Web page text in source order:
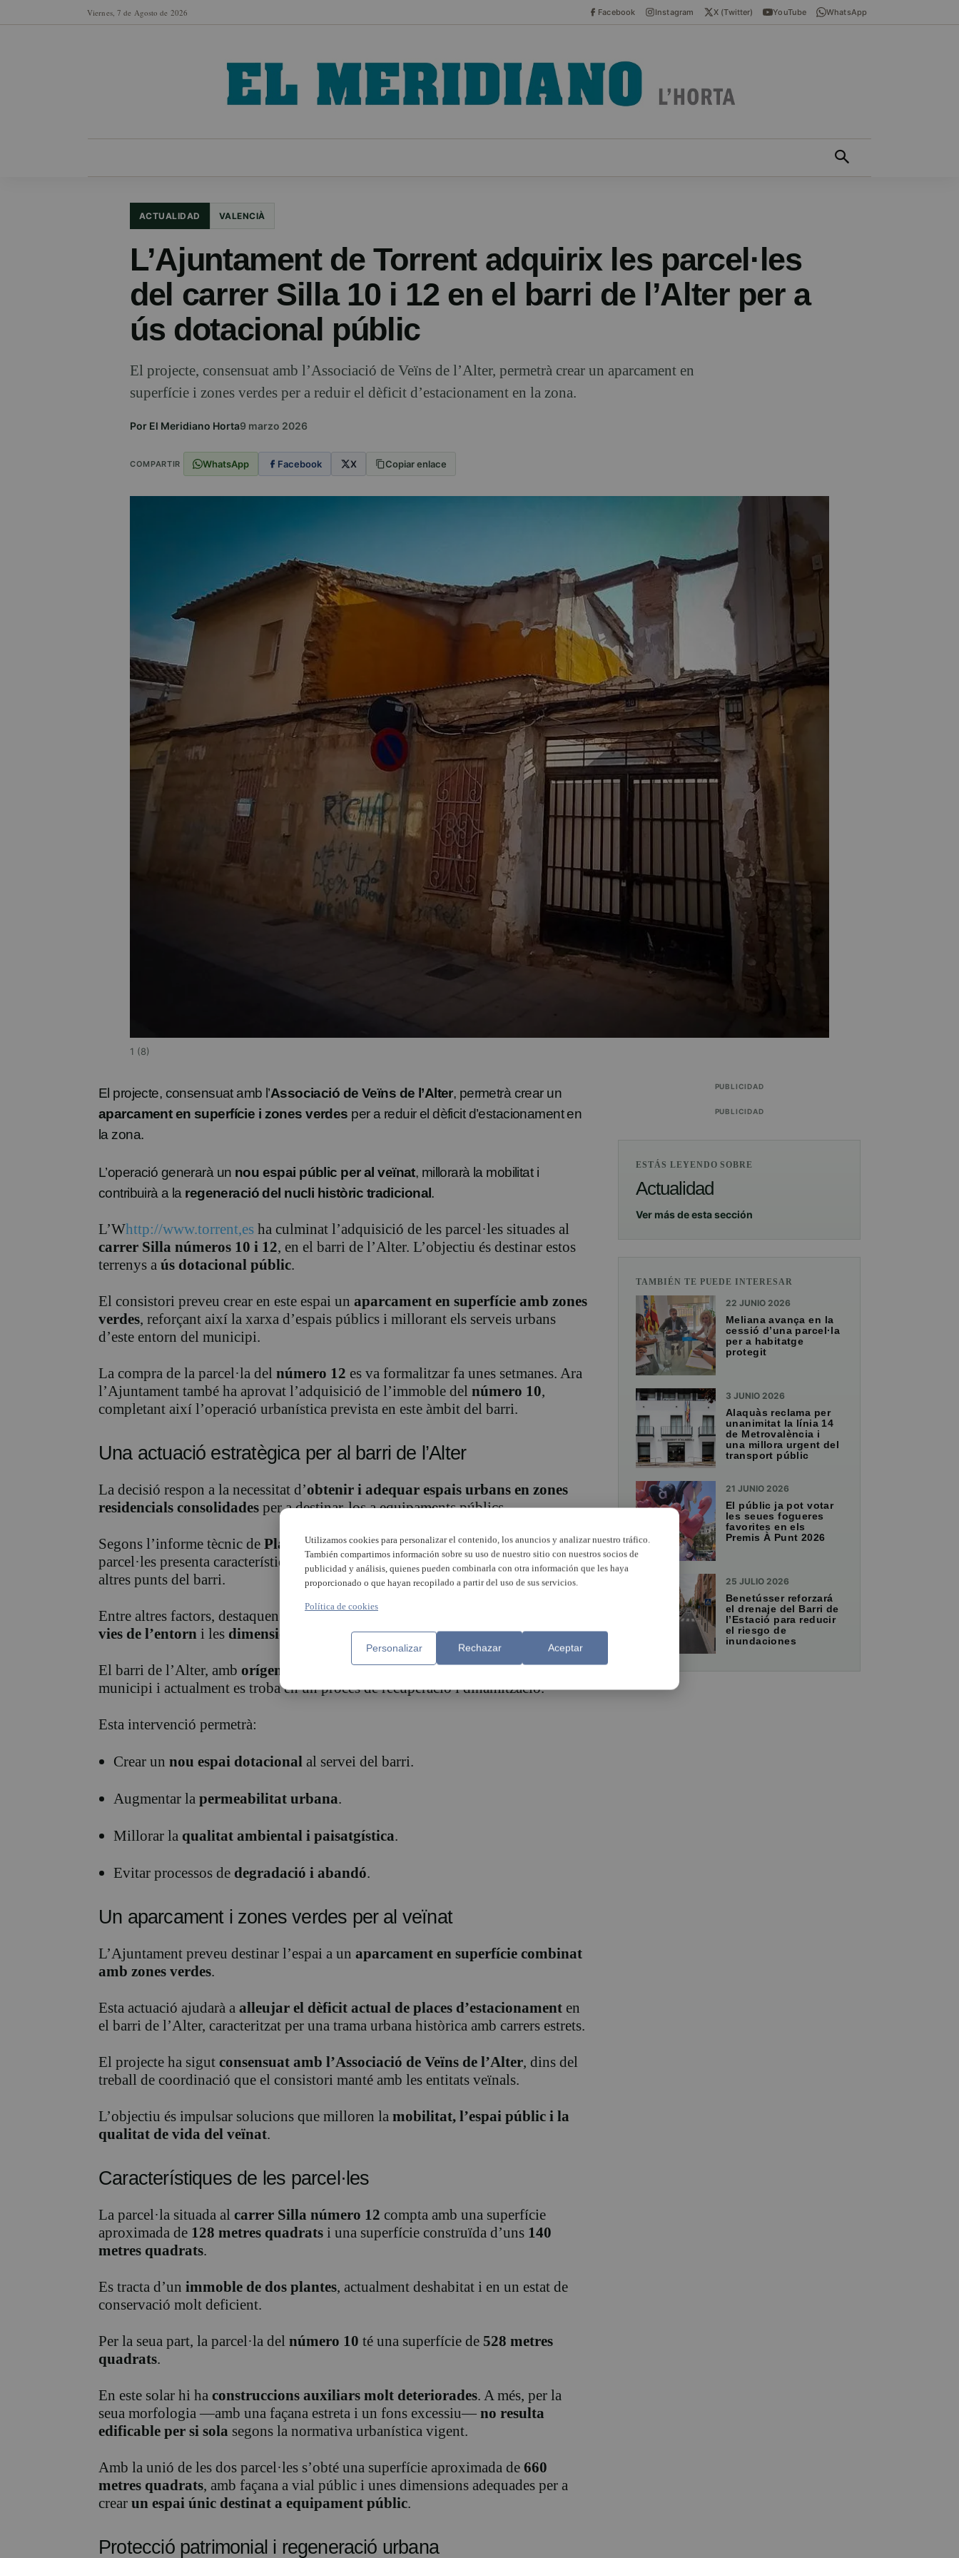
Viernes, 7 de Agosto de 2026 Facebook Instagram X (Twitter) YouTube WhatsApp
ACTUALIDAD VALENCIÀ
L’Ajuntament de Torrent adquirix les parcel·les
del carrer Silla 10 i 12 en el barri de l’Alter per a
ús dotacional públic
El projecte, consensuat amb l’Associació de Veïns de l’Alter, permetrà crear un aparcament en
superfície i zones verdes per a reduir el dèficit d’estacionament en la zona.
Por El Meridiano Horta9 marzo 2026
COMPARTIR WhatsApp Facebook X Copiar enlace
1 (8)
El projecte, consensuat amb l’Associació de Veïns de l’Alter, permetrà crear un
aparcament en superfície i zones verdes per a reduir el dèficit d’estacionament en
la zona.
L’operació generarà un nou espai públic per al veïnat, millorarà la mobilitat i
contribuirà a la regeneració del nucli històric tradicional.
L’Whttp://www.torrent,es ha culminat l’adquisició de les parcel·les situades al
carrer Silla números 10 i 12, en el barri de l’Alter. L’objectiu és destinar estos
terrenys a ús dotacional públic.
El consistori preveu crear en este espai un aparcament en superfície amb zones
verdes, reforçant així la xarxa d’espais públics i millorant els serveis urbans
d’este entorn del municipi.
La compra de la parcel·la del número 12 es va formalitzar fa unes setmanes. Ara
l’Ajuntament també ha aprovat l’adquisició de l’immoble del número 10,
completant així l’operació urbanística prevista en este àmbit del barri.
Una actuació estratègica per al barri de l’Alter
La decisió respon a la necessitat d’obtenir i adequar espais urbans en zones
residencials consolidades per a destinar-los a equipaments públics.
Segons l’informe tècnic de Planejament i Gestió Urbanística, la unió de les dos
parcel·les presenta característiques funcionals i urbanístiques difícils de trobar en
altres punts del barri.
Entre altres factors, destaquen la seua ubicació
vies de l’entorn i les dimensions resultants de l’espai conjunt.
El barri de l’Alter, amb orígens en el segle XVIII, és un dels nuclis històrics del
municipi i actualment es troba en un procés de recuperació i dinamització.
Esta intervenció permetrà:
Crear un nou espai dotacional al servei del barri.
Augmentar la permeabilitat urbana.
Millorar la qualitat ambiental i paisatgística.
Evitar processos de degradació i abandó.
Un aparcament i zones verdes per al veïnat
L’Ajuntament preveu destinar l’espai a un aparcament en superfície combinat
amb zones verdes.
Esta actuació ajudarà a alleujar el dèficit actual de places d’estacionament en
el barri de l’Alter, caracteritzat per una trama urbana històrica amb carrers estrets.
El projecte ha sigut consensuat amb l’Associació de Veïns de l’Alter, dins del
treball de coordinació que el consistori manté amb les entitats veïnals.
L’objectiu és impulsar solucions que milloren la mobilitat, l’espai públic i la
qualitat de vida del veïnat.
Característiques de les parcel·les
La parcel·la situada al carrer Silla número 12 compta amb una superfície
aproximada de 128 metres quadrats i una superfície construïda d’uns 140
metres quadrats.
Es tracta d’un immoble de dos plantes, actualment deshabitat i en un estat de
conservació molt deficient.
Per la seua part, la parcel·la del número 10 té una superfície de 528 metres
quadrats.
En este solar hi ha construccions auxiliars molt deteriorades. A més, per la
seua morfologia —amb una façana estreta i un fons excessiu— no resulta
edificable per si sola segons la normativa urbanística vigent.
Amb la unió de les dos parcel·les s’obté una superfície aproximada de 660
metres quadrats, amb façana a vial públic i unes dimensions adequades per a
crear un espai únic destinat a equipament públic.
Protecció patrimonial i regeneració urbana
PUBLICIDAD
PUBLICIDAD
ESTÁS LEYENDO SOBRE
Actualidad
Ver más de esta sección
TAMBIÉN TE PUEDE INTERESAR
22 JUNIO 2026
Meliana avança en la
cessió d’una parcel·la
per a habitatge
protegit
3 JUNIO 2026
Alaquàs reclama per
unanimitat la línia 14
de Metrovalència i
una millora urgent del
transport públic
21 JUNIO 2026
El públic ja pot votar
les seues fogueres
favorites en els
Premis À Punt 2026
25 JULIO 2026
Benetússer reforzará
el drenaje del Barri de
l’Estació para reducir
el riesgo de
inundaciones
Utilizamos cookies para personalizar el contenido, los anuncios y analizar nuestro tráfico.
También compartimos información sobre su uso de nuestro sitio con nuestros socios de
publicidad y análisis, quienes pueden combinarla con otra información que les haya
proporcionado o que hayan recopilado a partir del uso de sus servicios.
Política de cookies
Personalizar Rechazar Aceptar